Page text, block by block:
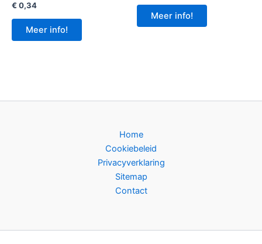
€ 0,34
Meer info!
Meer info!
Home
Cookiebeleid
Privacyverklaring
Sitemap
Contact